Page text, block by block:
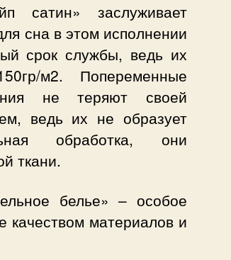
сатин» заслуживает
сна в этом исполнении
срок службы, ведь их
м2. Попеременные
не теряют своей
ведь их не образует
обработка, они
ткани.
белье» – особое
качеством материалов и